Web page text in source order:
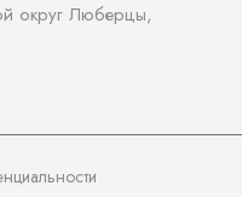
округ Люберцы,